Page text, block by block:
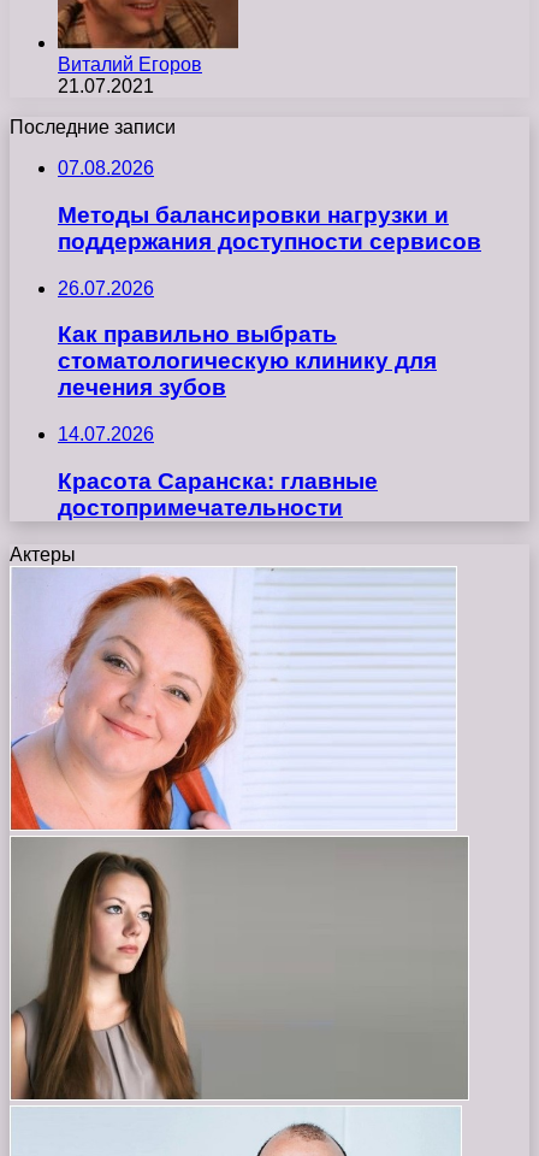
Виталий Егоров
21.07.2021
Последние записи
07.08.2026
Методы балансировки нагрузки и
поддержания доступности сервисов
26.07.2026
Как правильно выбрать
стоматологическую клинику для
лечения зубов
14.07.2026
Красота Саранска: главные
достопримечательности
Актеры